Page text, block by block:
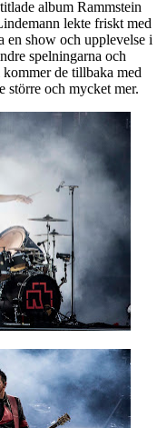
album Rammstein
lekte friskt med
en show och upplevelse i
spelningarna och
de tillbaka med
större och mycket mer.